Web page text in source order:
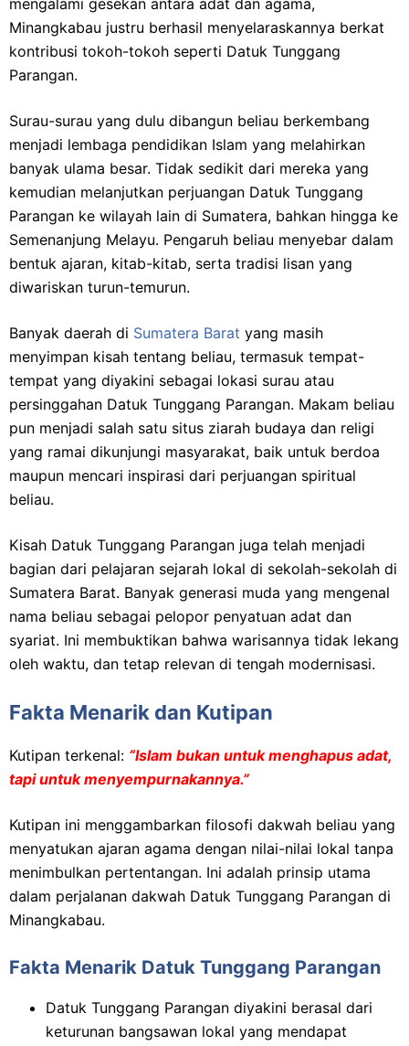
Minangkabau justru berhasil menyelaraskannya berkat
kontribusi tokoh-tokoh seperti Datuk Tunggang
Parangan.
Surau-surau yang dulu dibangun beliau berkembang
menjadi lembaga pendidikan Islam yang melahirkan
banyak ulama besar. Tidak sedikit dari mereka yang
kemudian melanjutkan perjuangan Datuk Tunggang
Parangan ke wilayah lain di Sumatera, bahkan hingga ke
Semenanjung Melayu. Pengaruh beliau menyebar dalam
bentuk ajaran, kitab-kitab, serta tradisi lisan yang
diwariskan turun-temurun.
Banyak daerah di Sumatera Barat yang masih
menyimpan kisah tentang beliau, termasuk tempat-
tempat yang diyakini sebagai lokasi surau atau
persinggahan Datuk Tunggang Parangan. Makam beliau
pun menjadi salah satu situs ziarah budaya dan religi
yang ramai dikunjungi masyarakat, baik untuk berdoa
maupun mencari inspirasi dari perjuangan spiritual
beliau.
Kisah Datuk Tunggang Parangan juga telah menjadi
bagian dari pelajaran sejarah lokal di sekolah-sekolah di
Sumatera Barat. Banyak generasi muda yang mengenal
nama beliau sebagai pelopor penyatuan adat dan
syariat. Ini membuktikan bahwa warisannya tidak lekang
oleh waktu, dan tetap relevan di tengah modernisasi.
Fakta Menarik dan Kutipan
Kutipan terkenal: “Islam bukan untuk menghapus adat,
tapi untuk menyempurnakannya.”
Kutipan ini menggambarkan filosofi dakwah beliau yang
menyatukan ajaran agama dengan nilai-nilai lokal tanpa
menimbulkan pertentangan. Ini adalah prinsip utama
dalam perjalanan dakwah Datuk Tunggang Parangan di
Minangkabau.
Fakta Menarik Datuk Tunggang Parangan
Datuk Tunggang Parangan diyakini berasal dari
keturunan bangsawan lokal yang mendapat